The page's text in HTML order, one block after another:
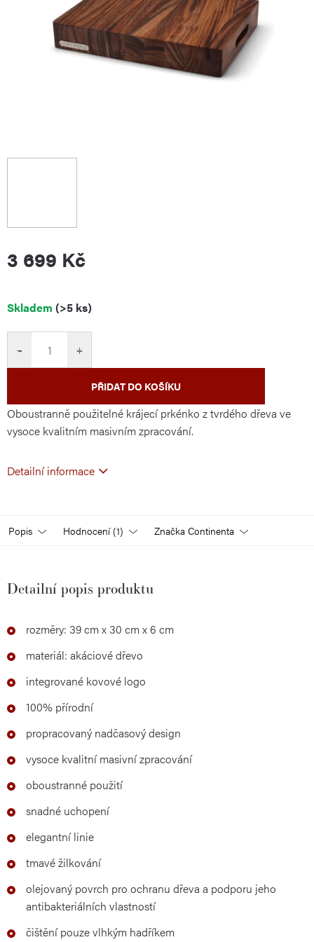
3 699 Kč
Měrná
Skladem (>5 ks)
+
−
PŘIDAT DO KOŠÍKU
Oboustranně použitelné krájecí prkénko z tvrdého dřeva ve
vysoce kvalitním masivním zpracování.
Detailní informace
Popis Hodnocení (1) Značka Continenta
Detailní popis produktu
rozměry: 39 cm x 30 cm x 6 cm
materiál: akáciové dřevo
integrované kovové logo
100% přírodní
propracovaný nadčasový design
vysoce kvalitní masivní zpracování
oboustranné použití
snadné uchopení
elegantní linie
tmavé žilkování
olejovaný povrch pro ochranu dřeva a podporu jeho
antibakteriálních vlastností
čištění pouze vlhkým hadříkem